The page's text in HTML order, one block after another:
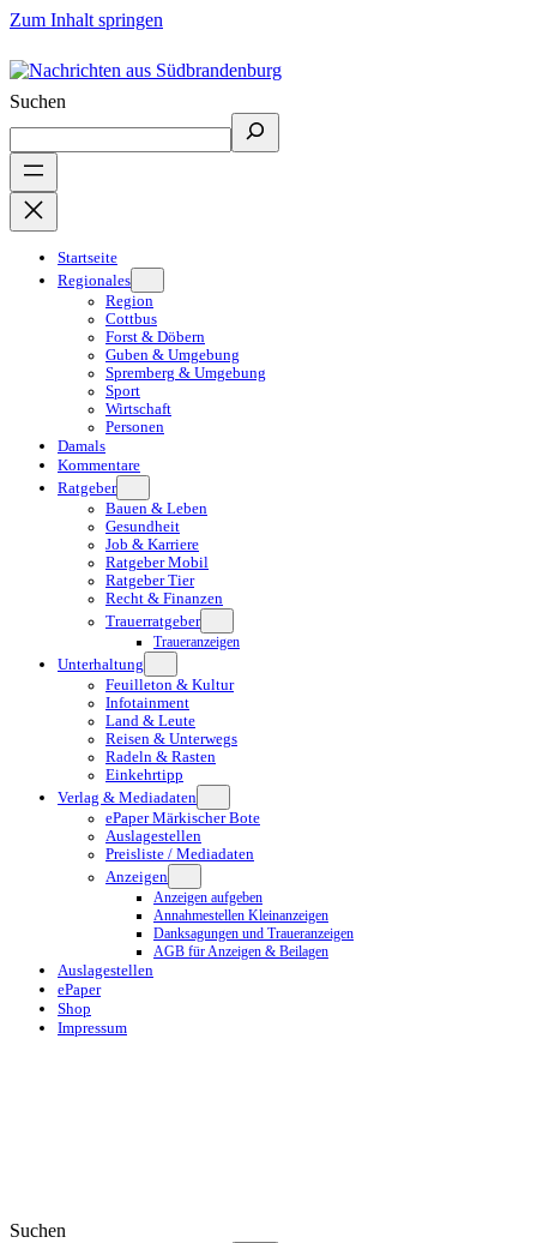
Zum Inhalt springen
Suchen
Startseite
Regionales
Region
Cottbus
Forst & Döbern
Guben & Umgebung
Spremberg & Umgebung
Sport
Wirtschaft
Personen
Damals
Kommentare
Ratgeber
Bauen & Leben
Gesundheit
Job & Karriere
Ratgeber Mobil
Ratgeber Tier
Recht & Finanzen
Trauerratgeber
Traueranzeigen
Unterhaltung
Feuilleton & Kultur
Infotainment
Land & Leute
Reisen & Unterwegs
Radeln & Rasten
Einkehrtipp
Verlag & Mediadaten
ePaper Märkischer Bote
Auslagestellen
Preisliste / Mediadaten
Anzeigen
Anzeigen aufgeben
Annahmestellen Kleinanzeigen
Danksagungen und Traueranzeigen
AGB für Anzeigen & Beilagen
Auslagestellen
ePaper
Shop
Impressum
Suchen